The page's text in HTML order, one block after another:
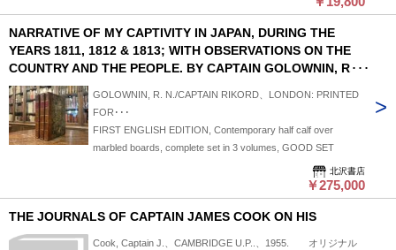
NARRATIVE OF MY CAPTIVITY IN JAPAN, DURING THE
YEARS 1811, 1812 & 1813; WITH OBSERVATIONS ON THE
COUNTRY AND THE PEOPLE. BY CAPTAIN GOLOWNIN, R. N.
To which is added AN ACCOUNT OF VOYAGES TO THE
COASTS OF JAPAN, AND OF Negotiations with the
Japanese, FOR THE RELEASE OF THE AUTHOR AND HIS
COMPANIONS, BY CAPTAIN RIKORD.
GOLOWNIN, R. N./CAPTAIN RIKORD、LONDON: PRINTED
FOR･･･
FIRST ENGLISH EDITION, Contemporary half calf over
marbled boards, complete set in 3 volumes, GOOD SET
北沢書店
￥275,000
THE JOURNALS OF CAPTAIN JAMES COOK ON HIS
Cook, Captain J.、CAMBRIDGE U.P..、1955. オリジナル